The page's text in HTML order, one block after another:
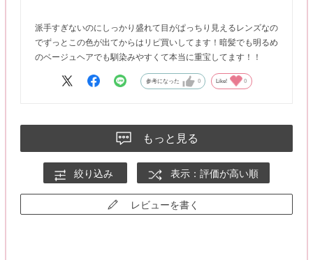
派手すぎないのにしっかり盛れて目がぱっちり見えるレンズなの
でずっとこの色が出てからはリピ買いしてます！暗髪でも明るめ
のベージュヘアでも馴染みやすくて本当に重宝してます！！
参考になった 0 Like! 0
もっと見る
絞り込み 表示：評価が高い順
レビューを書く